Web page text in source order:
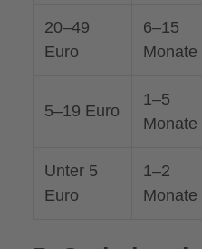
20–49
Euro
6–15
Monate
5–19 Euro
1–5
Monate
Unter 5
Euro
1–2
Monate